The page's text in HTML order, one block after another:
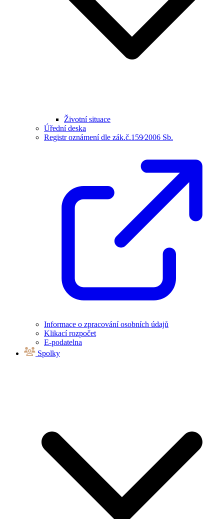
Životní situace
Úřední deska
Registr oznámení dle zák.č.159⁄2006 Sb.
Informace o zpracování osobních údajů
Klikací rozpočet
E-podatelna
Spolky